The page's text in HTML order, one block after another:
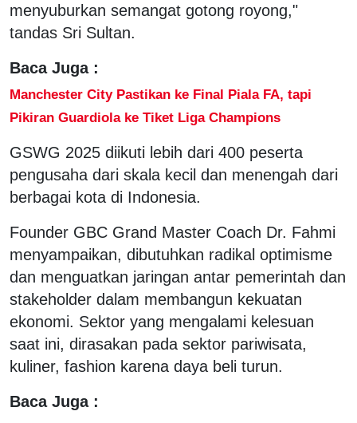
menyuburkan semangat gotong royong,"
tandas Sri Sultan.
Baca Juga :
Manchester City Pastikan ke Final Piala FA, tapi
Pikiran Guardiola ke Tiket Liga Champions
GSWG 2025 diikuti lebih dari 400 peserta
pengusaha dari skala kecil dan menengah dari
berbagai kota di Indonesia.
Founder GBC Grand Master Coach Dr. Fahmi
menyampaikan, dibutuhkan radikal optimisme
dan menguatkan jaringan antar pemerintah dan
stakeholder dalam membangun kekuatan
ekonomi. Sektor yang mengalami kelesuan
saat ini, dirasakan pada sektor pariwisata,
kuliner, fashion karena daya beli turun.
Baca Juga :